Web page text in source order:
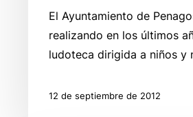
El Ayuntamiento de
realizando en los últimos
ludoteca dirigida a niños y
12 de septiembre de 2012